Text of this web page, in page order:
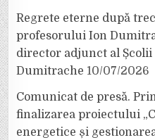
Regrete eterne după
profesorului Ion
director adjunct al
Dumitrache 10/07/2026
Comunicat de presă.
finalizarea proiectului
energetice și